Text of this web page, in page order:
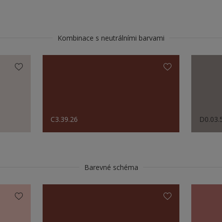
Kombinace s neutrálními barvami
C3.39.26
Barevné schéma